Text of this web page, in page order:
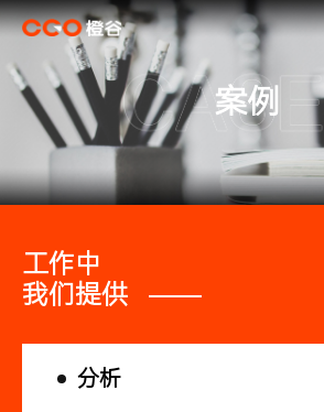
案例
工作中
我们提供
分析